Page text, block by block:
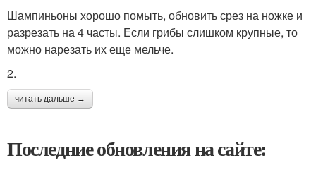
Шампиньоны хорошо помыть, обновить срез на ножке и
разрезать на 4 часты. Если грибы слишком крупные, то
можно нарезать их еще мельче.
2.
читать дальше →
Последние обновления на сайте: